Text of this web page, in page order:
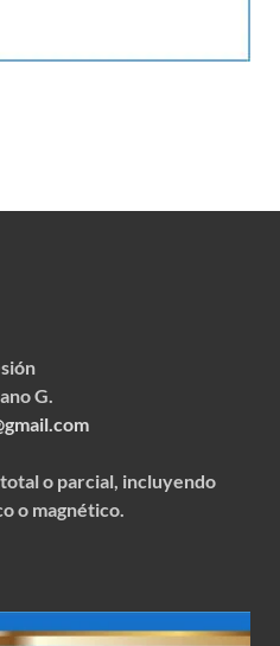
G.
o parcial, incluyendo
o magnético.